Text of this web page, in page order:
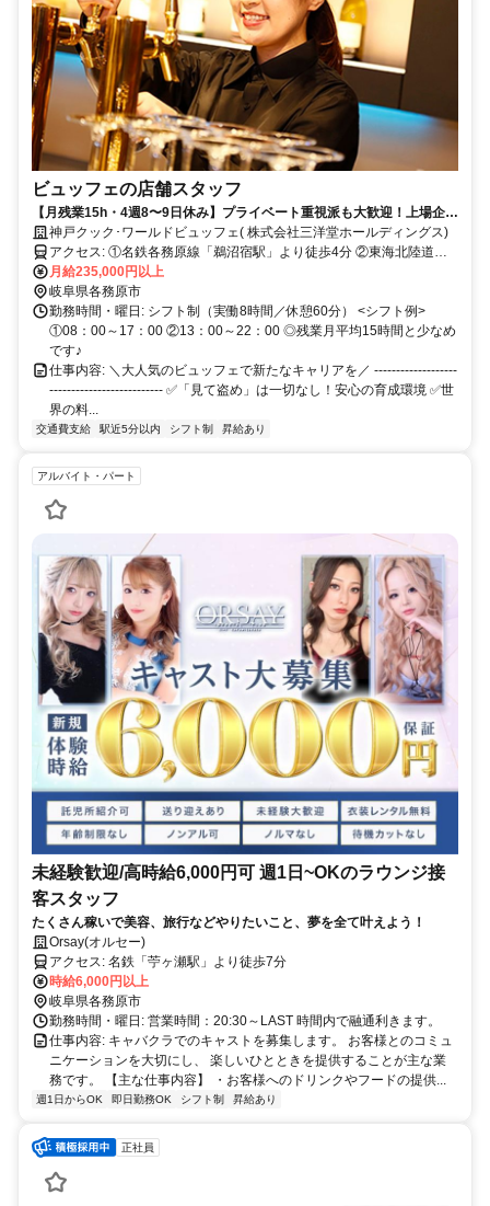
ビュッフェの店舗スタッフ
【月残業15h・4週8〜9日休み】プライベート重視派も大歓迎！上場企業
ならではの手厚い福利厚生！
神戸クック･ワールドビュッフェ( 株式会社三洋堂ホールディングス)
アクセス: ①名鉄各務原線「鵜沼宿駅」より徒歩4分 ②東海北陸道
「各務原IC」より車で19分 ◎マイカー通勤OK ◎大きな無料駐車場完
備！
月給235,000円以上
岐阜県各務原市
勤務時間・曜日: シフト制（実働8時間／休憩60分） <シフト例>
①08：00～17：00 ②13：00～22：00 ◎残業月平均15時間と少なめ
です♪
仕事内容: ＼大人気のビュッフェで新たなキャリアを／ -------------------
-------------------------- ✅「見て盗め」は一切なし！安心の育成環境 ✅世
界の料...
交通費支給 駅近5分以内 シフト制 昇給あり
アルバイト・パート
未経験歓迎/高時給6,000円可 週1日~OKのラウンジ接
客スタッフ
たくさん稼いで美容、旅行などやりたいこと、夢を全て叶えよう！
Orsay(オルセー)
アクセス: 名鉄「苧ヶ瀬駅」より徒歩7分
時給6,000円以上
岐阜県各務原市
勤務時間・曜日: 営業時間：20:30～LAST 時間内で融通利きます。
仕事内容: キャバクラでのキャストを募集します。 お客様とのコミュ
ニケーションを大切にし、 楽しいひとときを提供することが主な業
務です。 【主な仕事内容】 ・お客様へのドリンクやフードの提供...
週1日からOK 即日勤務OK シフト制 昇給あり
正社員